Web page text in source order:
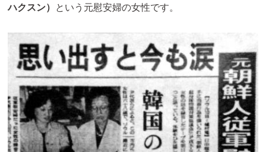
ハクスン） という元慰安婦の女性です。